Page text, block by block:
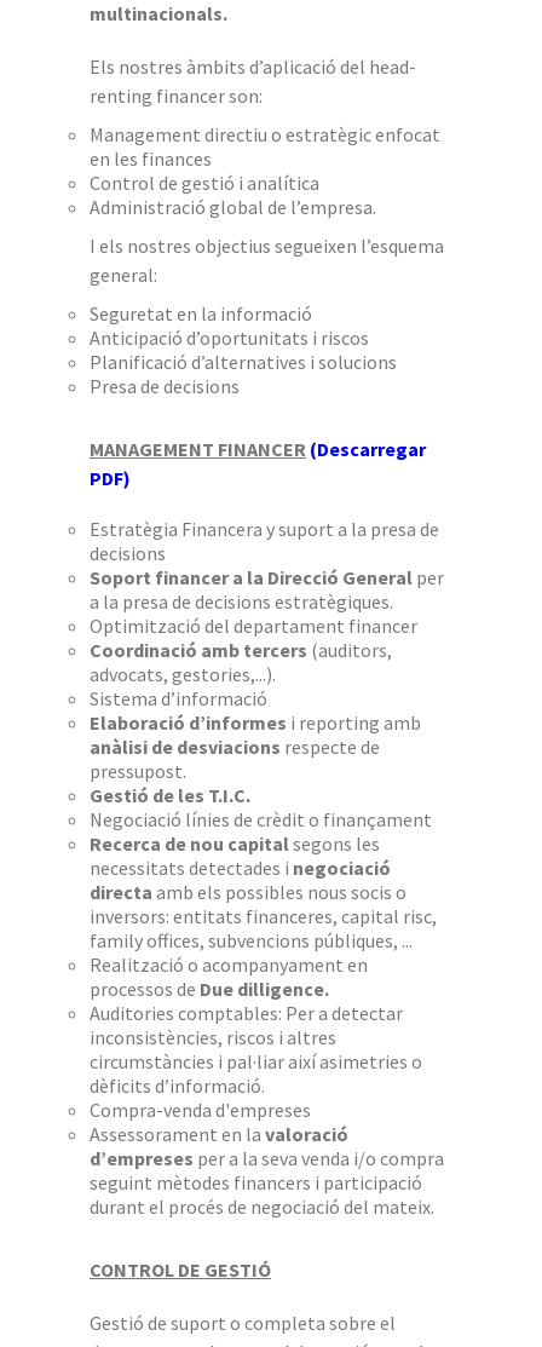
multinacionals.
Els nostres àmbits d’aplicació del head-
renting financer son:
Management directiu o estratègic enfocat
en les finances
Control de gestió i analítica
Administració global de l’empresa.
I els nostres objectius segueixen l’esquema
general:
Seguretat en la informació
Anticipació d’oportunitats i riscos
Planificació d’alternatives i solucions
Presa de decisions
MANAGEMENT FINANCER (Descarregar
PDF)
Estratègia Financera y suport a la presa de
decisions
Soport financer a la Direcció General per
a la presa de decisions estratègiques.
Optimització del departament financer
Coordinació amb tercers (auditors,
advocats, gestories,...).
Sistema d’informació
Elaboració d’informes i reporting amb
anàlisi de desviacions respecte de
pressupost.
Gestió de les T.I.C.
Negociació línies de crèdit o finançament
Recerca de nou capitalsegons les
necessitats detectades i negociació
directa amb els possibles nous socis o
inversors: entitats financeres, capital risc,
family offices, subvencions públiques, ...
Realització o acompanyament en
processos de Due dilligence.
Auditories comptables: Per a detectar
inconsistències, riscos i altres
circumstàncies i pal·liar així asimetries o
dèficits d’informació.
Compra-venda d'empreses
Assessorament en la valoració
d’empreses per a la seva venda i/o compra
seguint mètodes financers i participació
durant el procés de negociació del mateix.
CONTROL DE GESTIÓ
Gestió de suport o completa sobre el